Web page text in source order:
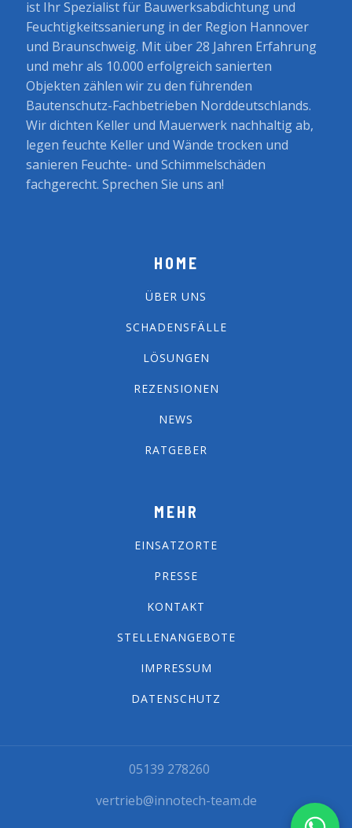
ist Ihr Spezialist für Bauwerksabdichtung und
Feuchtigkeitssanierung in der Region Hannover
und Braunschweig. Mit über 28 Jahren Erfahrung
und mehr als 10.000 erfolgreich sanierten
Objekten zählen wir zu den führenden
Bautenschutz-Fachbetrieben Norddeutschlands.
Wir dichten Keller und Mauerwerk nachhaltig ab,
legen feuchte Keller und Wände trocken und
sanieren Feuchte- und Schimmelschäden
fachgerecht. Sprechen Sie uns an!
HOME
ÜBER UNS
SCHADENSFÄLLE
LÖSUNGEN
REZENSIONEN
NEWS
RATGEBER
MEHR
EINSATZORTE
PRESSE
KONTAKT
STELLENANGEBOTE
IMPRESSUM
DATENSCHUTZ
05139 278260
vertrieb@innotech-team.de